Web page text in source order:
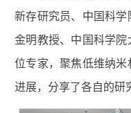
新存研究员、中国科
金明教授、中国科学
位专家，聚焦低维纳
进展，分享了各自的研